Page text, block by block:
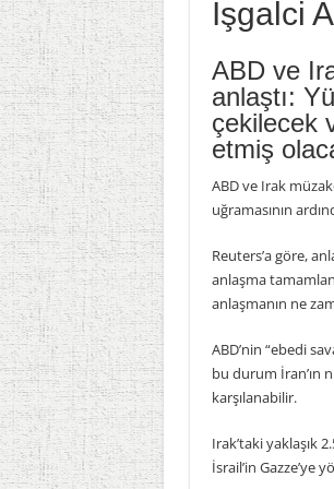
İşgalci
ABD ve
anlaştı:
çekilecek
etmiş
ABD ve Irak
uğramasının
Reuters’a göre,
anlaşma
anlaşmanın ne
ABD’nin “ebedi
bu durum İran’ın
karşılanabilir.
Irak’taki yaklaşık
İsrail’in Gazze’ye